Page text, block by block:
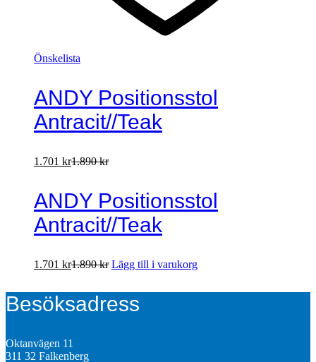
Önskelista
ANDY Positionsstol
Antracit//Teak
1.701 kr1.890kr
ANDY Positionsstol
Antracit//Teak
1.701 kr1.890kr Lägg till i varukorg
Besöksadress
Oktanvägen 11
311 32 Falkenberg